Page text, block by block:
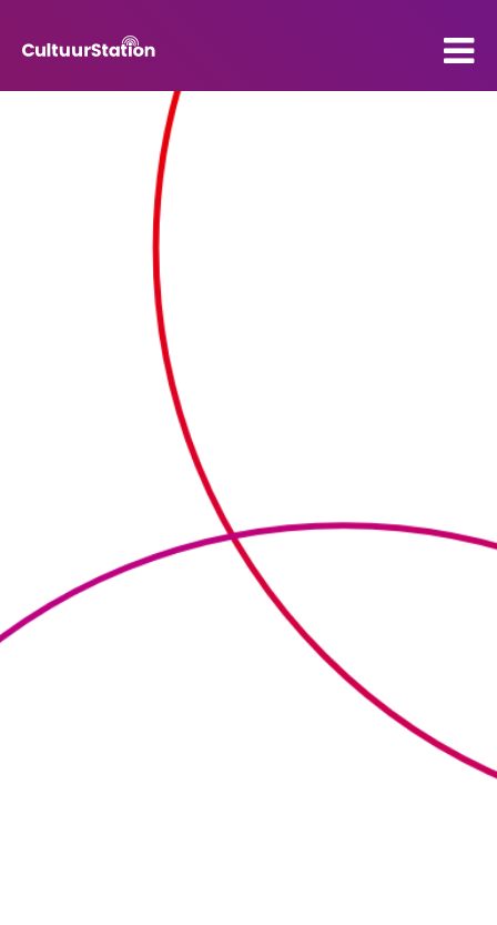
VO
Kenniscentrum
Over Cultuurstation
Culturele aanbieders
Scholen